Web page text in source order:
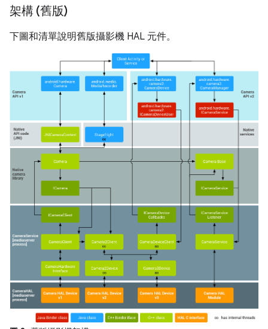
架構 (舊版)
下圖和清單說明舊版攝影機 HAL 元件。